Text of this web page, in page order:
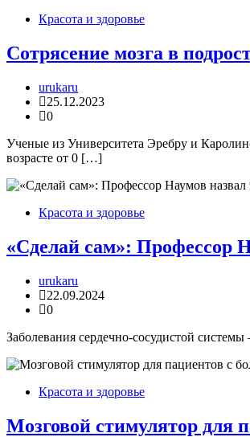
Красота и здоровье
Сотрясение мозга в
urukaru
25.12.2023
0
Ученые из Университета Эребру и
возрасте от 0 […]
Красота и здоровье
«Сделай сам»: Профессор
urukaru
22.09.2024
0
Заболевания сердечно-сосудистой
Красота и здоровье
Мозговой стимулятор для